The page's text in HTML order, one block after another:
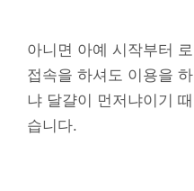
아니면 아예 시작부터
접속을 하셔도 이용을
냐 달걀이 먼저냐이기
습니다.